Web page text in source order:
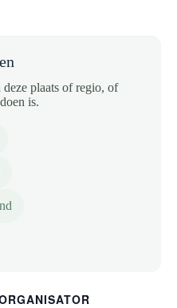
plaats of regio, of
is.